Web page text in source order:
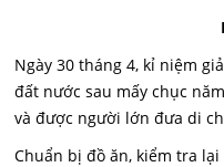
Ngày 30 tháng 4, kỉ niệm
đất nước sau mấy chục
và được người lớn đưa di
Chuẩn bị đồ ăn, kiểm tra